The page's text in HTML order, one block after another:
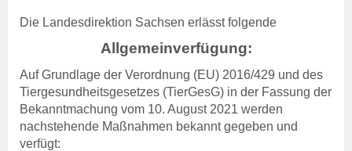
Beihilfen & Leistungen
Entschädigung
Voraussetzung
Entschädigung - Tierarten
Entschädigung - Verfahren
Entschädigung - Höhe
Die Landesdirektion Sachsen erlässt folgende
Allgemeinverfügung:
Auf Grundlage der Verordnung (EU) 2016/429 und des
Tiergesundheitsgesetzes (TierGesG) in der Fassung der
Bekanntmachung vom 10. August 2021 werden
nachstehende Maßnahmen bekannt gegeben und
verfügt: